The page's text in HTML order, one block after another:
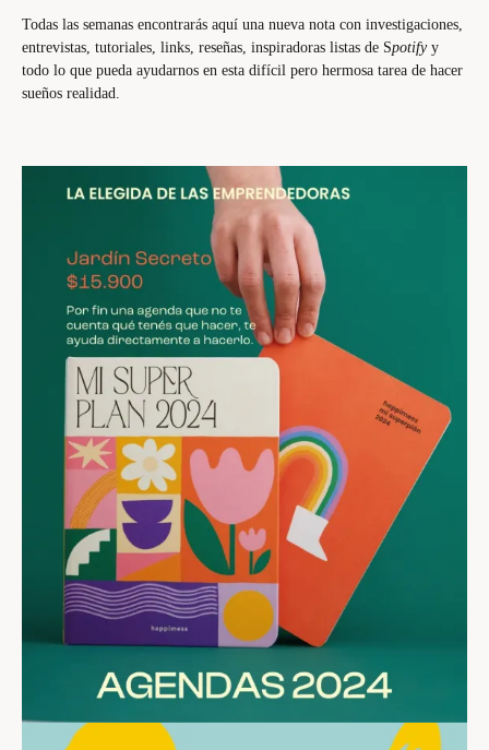
Todas las semanas encontrarás aquí una nueva nota con investigaciones,
entrevistas, tutoriales, links, reseñas, inspiradoras listas de Spotify y
todo lo que pueda ayudarnos en esta difícil pero hermosa tarea de hacer
sueños realidad.